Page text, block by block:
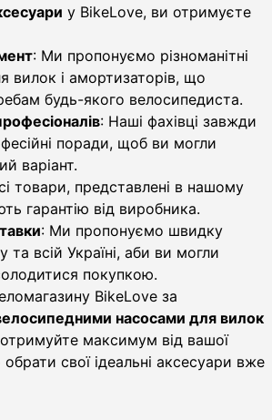
у BikeLove, ви отримуєте
: Ми пропонуємо різноманітні
вилок і амортизаторів, що
будь-якого велосипедиста.
: Наші фахівці завжди
поради, щоб ви могли
варіант.
товари, представлені в нашому
гарантію від виробника.
: Ми пропонуємо швидку
та всій Україні, аби ви могли
покупкою.
BikeLove за
насосами для вилок
отримуйте максимум від вашої
свої ідеальні аксесуари вже